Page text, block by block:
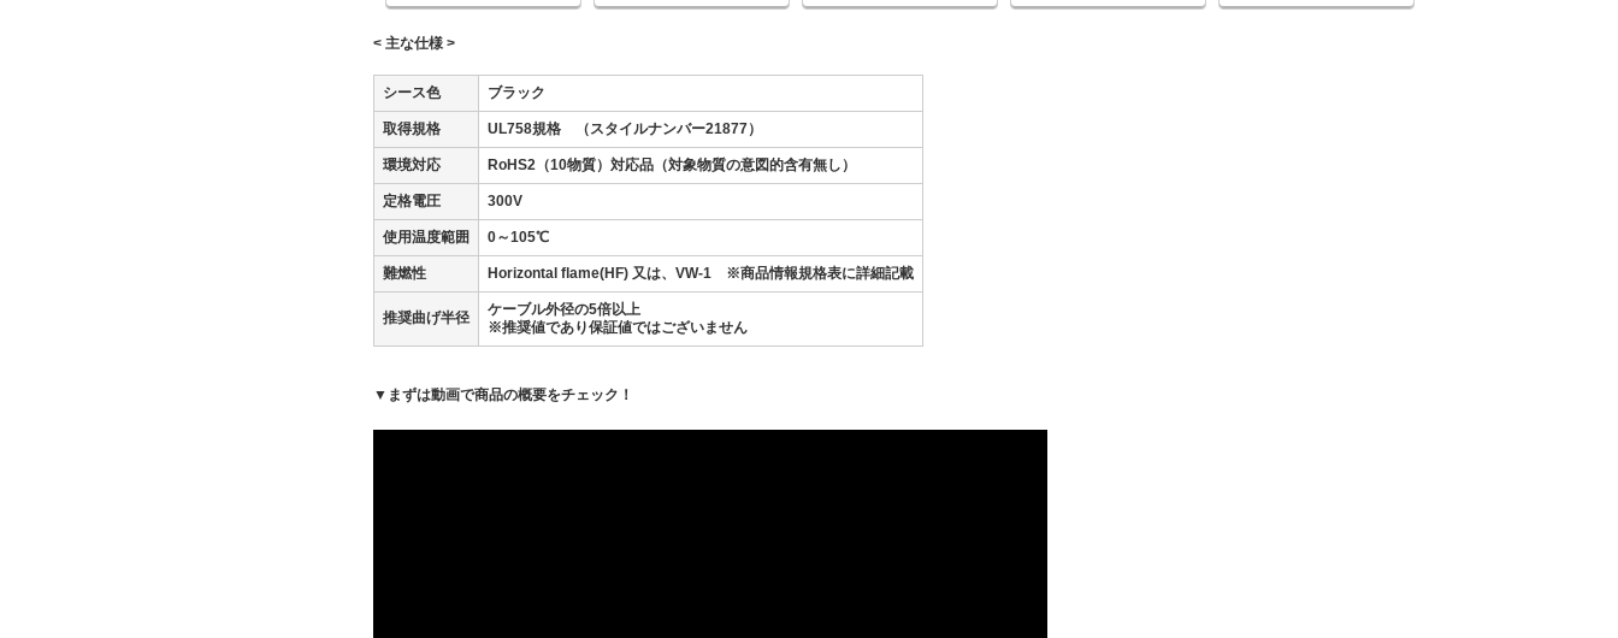
< 主な仕様 >
シース色 ブラック
取得規格 UL758規格 （スタイルナンバー21877）
環境対応 RoHS2（10物質）対応品（対象物質の意図的含有無し）
定格電圧 300V
使用温度範囲 0～105℃
難燃性 Horizontal flame(HF) 又は、VW-1 ※商品情報規格表に詳細記載
推奨曲げ半径
ケーブル外径の5倍以上
※推奨値であり保証値ではございません
▼まずは動画で商品の概要をチェック！